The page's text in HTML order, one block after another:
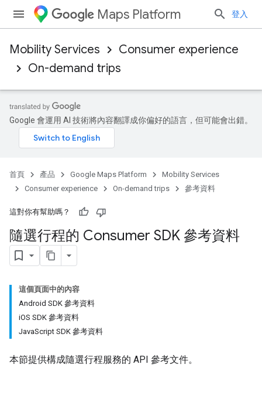
Maps Platform 登入
Mobility Services
Consumer experience
On-demand trips
Google 會運用 AI 技術將內容翻譯成你偏好的語言，但可能會出錯。
首頁 產品 Google Maps Platform
Mobility Services
Consumer experience
On-demand trips 參考資料
這對你有幫助嗎？
隨選行程的 Consumer SDK 參考資料
這個頁面中的內容
Android SDK 參考資料
iOS SDK 參考資料
JavaScript SDK 參考資料
本節提供構成隨選行程服務的 API 參考文件。